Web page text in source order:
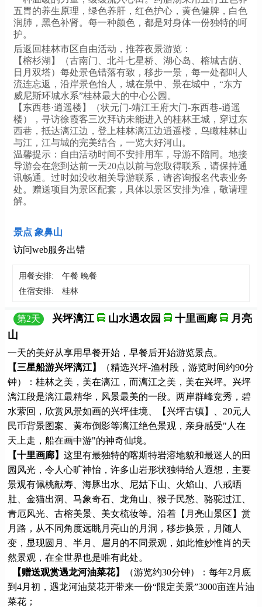
五胃的养生原理，绿色养肝，红色护心，黄色健脾，白色
润肺，黑色补肾。每一种颜色，都是对身体一份独特的呵
护。
后返回桂林市区自由活动，推荐夜景游览：
【榕杉湖】（古南门、北斗七星桥、湖心岛、榕城古荫、
日月双塔）每处景色错落有致，移步一景，每一处都叫人
流连忘返，沿岸景色怡人，城在景中、景在城中，“东方
威尼斯环城水系”桂林最大的中心公园。
【东西巷·逍遥楼】（状元门-靖江王府大门-东西巷-逍遥
楼），寻访徐霞客三次拜访未能进入的桂林王城，穿过东
西巷，抵达漓江边，登上桂林漓江边逍遥楼，鸟瞰桂林山
与江，江与城的完美结合，一览大好河山。
温馨提示：自由活动时间不安排用车，导游不陪同。地接
导游会在您到达前一天20点以前与您取得联系，请保持通
讯畅通。过时如没收相关导游联系，请咨询报名代表业务
处。赠送项目为景区配套，具体以景区安排为准，敬请理
解。
景点 象鼻山
访问web服务出错
用餐安排:
午餐 晚餐
住宿安排:
桂林
第2天 兴坪漓江 山水遇农园 十里画廊
月亮
山
一天的美好从享用早餐开始，早餐后开始游览景点。
【三星船游兴坪漓江】
（精选兴坪-渔村段，游览时间约90分
钟）：桂林之美，美在漓江，而漓江之美，美在兴坪。兴坪
漓江段是漓江最精华，风景最美的一段。两岸群峰竞秀，碧
水萦回，欣赏风景如画的兴坪佳境、【兴坪古镇】、20元人
民币背景图案、黄布倒影等漓江绝色景观，亲身感受"人在
天上走，船在画中游"的神奇仙境。
【十里画廊】 这里有最独特的喀斯特岩溶地貌和最迷人的田
园风光，令人心旷神怡，许多山岩形状独特给人遐想，主要
景观有佩桃献寿、海豚出水、尼姑下山、火焰山、八戒晒
肚、金猫出洞、马象奇石、龙角山、猴子民愁、骆驼过江、
青厄风光、古榕美景、美女梳妆等。沿着【月亮山景区】赏
月路，从不同角度远眺月亮山的月洞，移步换景，月随人
变，显现圆月、半月、眉月的不同景观，如此惟妙惟肖的天
然景观，在全世界也是唯有此处。
【赠送观赏遇龙河油菜花】
（游览约30分钟）：每年2月底
到4月初，遇龙河油菜花开带来一份“限定美景”3000亩连片油
菜花；